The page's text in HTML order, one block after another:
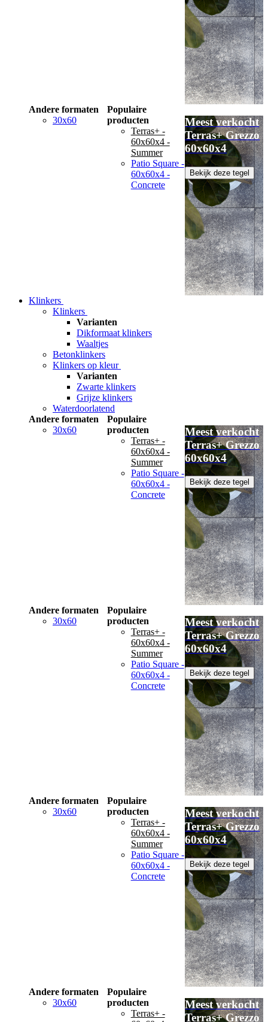
Andere formaten
30x60
Populaire
producten
Terras+ -
60x60x4 -
Summer
Patio Square -
60x60x4 -
Concrete
Meest verkocht
Terras+ Grezzo
60x60x4
Bekijk deze tegel
Klinkers
Klinkers
Varianten
Dikformaat klinkers
Waaltjes
Betonklinkers
Klinkers op kleur
Varianten
Zwarte klinkers
Grijze klinkers
Waterdoorlatend
Andere formaten
30x60
Populaire
producten
Terras+ -
60x60x4 -
Summer
Patio Square -
60x60x4 -
Concrete
Meest verkocht
Terras+ Grezzo
60x60x4
Bekijk deze tegel
Andere formaten
30x60
Populaire
producten
Terras+ -
60x60x4 -
Summer
Patio Square -
60x60x4 -
Concrete
Meest verkocht
Terras+ Grezzo
60x60x4
Bekijk deze tegel
Andere formaten
30x60
Populaire
producten
Terras+ -
60x60x4 -
Summer
Patio Square -
60x60x4 -
Concrete
Meest verkocht
Terras+ Grezzo
60x60x4
Bekijk deze tegel
Andere formaten
30x60
Populaire
producten
Terras+ -
Meest verkocht
Terras+ Grezzo